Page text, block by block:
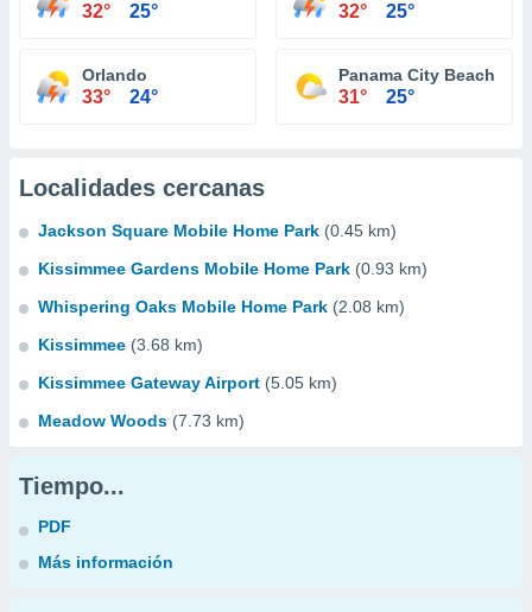
32° 25° 32° 25°
Orlando
33° 24°
Panama City Beach
31° 25°
Localidades cercanas
Jackson Square Mobile Home Park (0.45 km)
Kissimmee Gardens Mobile Home Park (0.93 km)
Whispering Oaks Mobile Home Park (2.08 km)
Kissimmee (3.68 km)
Kissimmee Gateway Airport (5.05 km)
Meadow Woods (7.73 km)
Tiempo...
PDF
Más información